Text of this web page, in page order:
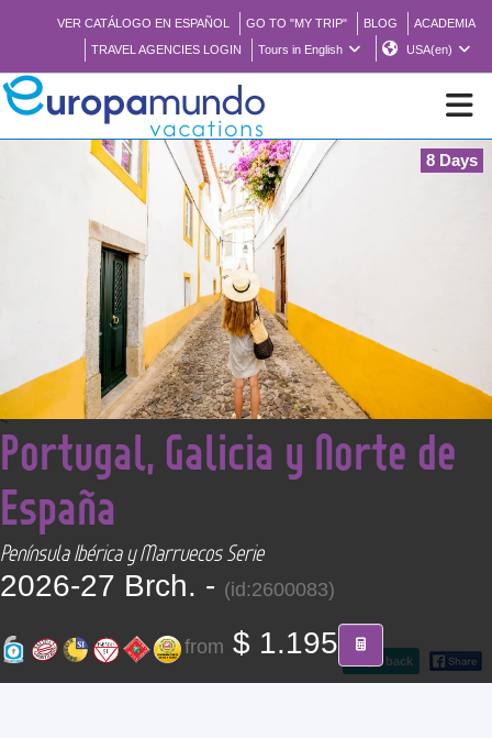
VER CATÁLOGO EN ESPAÑOL GO TO "MY TRIP" BLOG
ACADEMIA
TRAVEL AGENCIES LOGIN
Tours in English USA(en)
NEW
BROCHURE PDF
WHERE TO BUY
FEATURED
ABOUT US
8 Days
go back
<
Portugal, Galicia y Norte de
España
Península Ibérica y Marruecos Serie
2026-27 Brch. - (id:2600083)
from $ 1.195